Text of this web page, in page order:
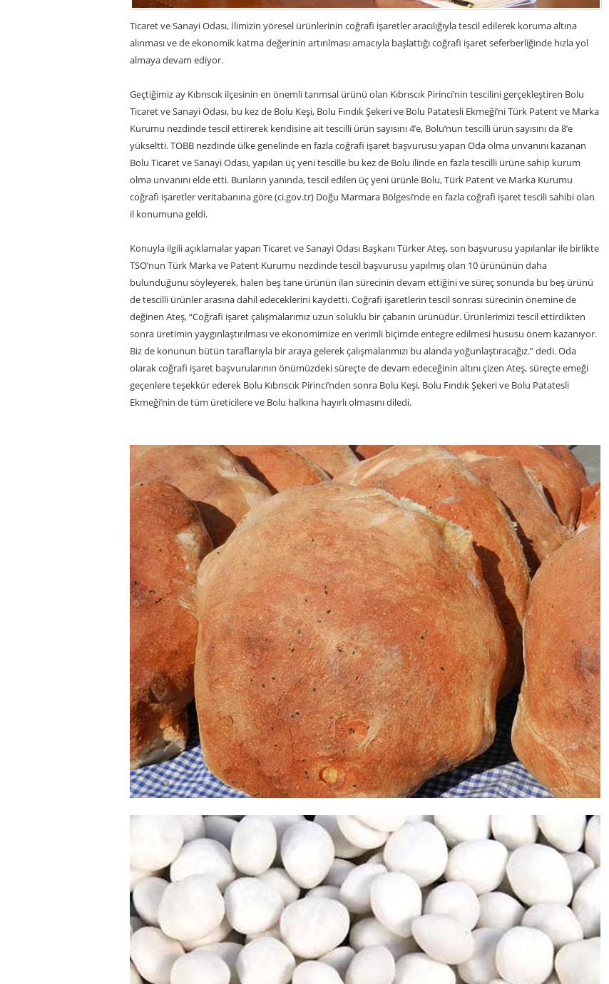
Ticaret ve Sanayi Odası, İlimizin yöresel ürünlerinin coğrafi işaretler aracılığıyla tescil edilerek koruma altına
alınması ve de ekonomik katma değerinin artırılması amacıyla başlattığı coğrafi işaret seferberliğinde hızla yol
almaya devam ediyor.
Geçtiğimiz ay Kıbrıscık ilçesinin en önemli tarımsal ürünü olan Kıbrıscık Pirinci’nin tescilini gerçekleştiren Bolu
Ticaret ve Sanayi Odası, bu kez de Bolu Keşi, Bolu Fındık Şekeri ve Bolu Patatesli Ekmeği’ni Türk Patent ve Marka
Kurumu nezdinde tescil ettirerek kendisine ait tescilli ürün sayısını 4’e, Bolu‘nun tescilli ürün sayısını da 8’e
yükseltti. TOBB nezdinde ülke genelinde en fazla coğrafi işaret başvurusu yapan Oda olma unvanını kazanan
Bolu Ticaret ve Sanayi Odası, yapılan üç yeni tescille bu kez de Bolu ilinde en fazla tescilli ürüne sahip kurum
olma unvanını elde etti. Bunların yanında, tescil edilen üç yeni ürünle Bolu, Türk Patent ve Marka Kurumu
coğrafi işaretler veritabanına göre (ci.gov.tr) Doğu Marmara Bölgesi’nde en fazla coğrafi işaret tescili sahibi olan
il konumuna geldi.
Konuyla ilgili açıklamalar yapan Ticaret ve Sanayi Odası Başkanı Türker Ateş, son başvurusu yapılanlar ile birlikte
TSO’nun Türk Marka ve Patent Kurumu nezdinde tescil başvurusu yapılmış olan 10 ürününün daha
bulunduğunu söyleyerek, halen beş tane ürünün ilan sürecinin devam ettiğini ve süreç sonunda bu beş ürünü
de tescilli ürünler arasına dahil edeceklerini kaydetti. Coğrafi işaretlerin tescil sonrası sürecinin önemine de
değinen Ateş, “Coğrafi işaret çalışmalarımız uzun soluklu bir çabanın ürünüdür. Ürünlerimizi tescil ettirdikten
sonra üretimin yaygınlaştırılması ve ekonomimize en verimli biçimde entegre edilmesi hususu önem kazanıyor.
Biz de konunun bütün taraflarıyla bir araya gelerek çalışmalarımızı bu alanda yoğunlaştıracağız.” dedi. Oda
olarak coğrafi işaret başvurularının önümüzdeki süreçte de devam edeceğinin altını çizen Ateş, süreçte emeği
geçenlere teşekkür ederek Bolu Kıbrıscık Pirinci’nden sonra Bolu Keşi, Bolu Fındık Şekeri ve Bolu Patatesli
Ekmeği’nin de tüm üreticilere ve Bolu halkına hayırlı olmasını diledi.